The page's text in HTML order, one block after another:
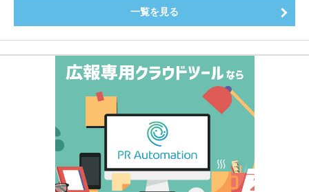
一覧を見る